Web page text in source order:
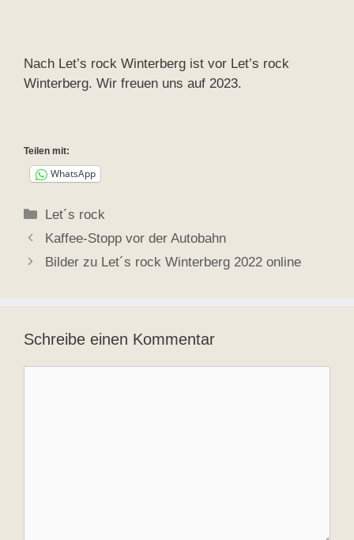
Nach Let’s rock Winterberg ist vor Let’s rock
Winterberg. Wir freuen uns auf 2023.
Teilen mit:
WhatsApp
Kategorien
Let´s rock
Kaffee-Stopp vor der Autobahn
Bilder zu Let´s rock Winterberg 2022 online
Schreibe einen Kommentar